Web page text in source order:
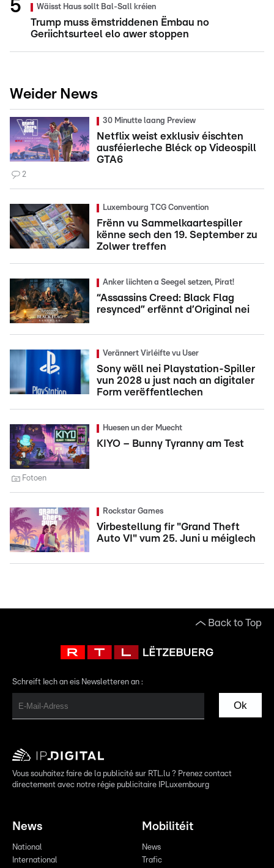
Wäisst Haus sollt Bal-Sall kréien
Trump muss ëmstriddenen Ëmbau no
Geriichtsurteel elo awer stoppen
Weider News
30 Minutte laang Preview
Netflix weist exklusiv éischten
ausféierleche Bléck op Videospill
GTA6
2
Luxembourg TCG Convention
Frënn vu Sammelkaartespiller
kënne sech den 19. September zu
Zolwer treffen
Anker liichten a Seegel setzen, Pirat!
“Assassins Creed: Black Flag
resynced” erfënnt d’Original nei
Verännert Virléifte vu User
Sony wëll nei Playstation-Spiller
vun 2028 u just nach an digitaler
Form verëffentlechen
Huesen un der Muecht
KIYO – Bunny Tyranny am Test
Fotoen
Rockstar Games
Virbestellung fir "Grand Theft
Auto VI" vum 25. Juni u méiglech
Back to Top
Schreift Iech an eis Newsletteren an :
Ok
Vous souhaitez faire de la publicité sur RTL.lu ? Prenez contact
directement avec notre régie publicitaire IPLuxembourg
News
National
International
Mobilitéit
News
Trafic